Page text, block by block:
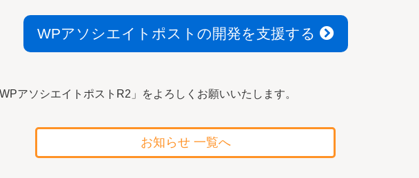
WPアソシエイトポストの開発を支援する
アソシエイトポストR2」をよろしくお願いいたします。
お知らせ 一覧へ